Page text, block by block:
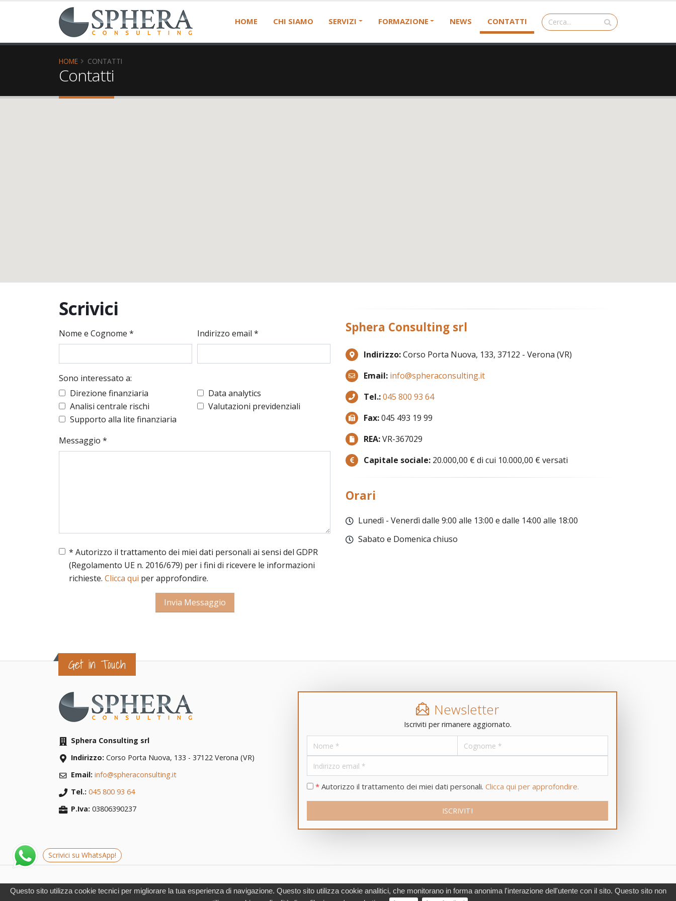
HOME CHI SIAMO SERVIZI FORMAZIONE NEWS CONTATTI
HOME CONTATTI
Contatti
Scrivici
Nome e Cognome * Indirizzo email *
Sono interessato a:
Direzione finanziaria
Analisi centrale rischi
Supporto alla lite finanziaria
Data analytics
Valutazioni previdenziali
Messaggio *
* Autorizzo il trattamento dei miei dati personali ai sensi del GDPR
(Regolamento UE n. 2016/679) per i fini di ricevere le informazioni
richieste. Clicca qui per approfondire.
Sphera Consulting srl
Indirizzo:Corso Porta Nuova, 133, 37122 - Verona (VR)
Email: info@spheraconsulting.it
Tel.:045 800 93 64
Fax:045 493 19 99
REA:VR-367029
Capitale sociale: 20.000,00 € di cui 10.000,00 € versati
Orari
Lunedì - Venerdì dalle 9:00 alle 13:00 e dalle 14:00 alle 18:00
Sabato e Domenica chiuso
Get in Touch
Sphera Consulting srl
Indirizzo: Corso Porta Nuova, 133 - 37122 Verona (VR)
Email: info@spheraconsulting.it
Tel.: 045 800 93 64
P.Iva: 03806390237
Newsletter
Iscriviti per rimanere aggiornato.
* Autorizzo il trattamento dei miei dati personali. Clicca qui per approfondire.
© Copyright 2020 Sphera Consulting srl- Powered byNovamind Informativa privacy Mappa del sito
Scrivici su WhatsApp!